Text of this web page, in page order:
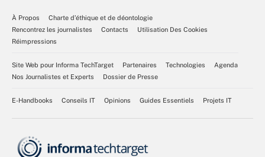
À Propos
Charte d’éthique et de déontologie
Rencontrez les journalistes
Contacts
Utilisation Des Cookies
Réimpressions
Site Web pour Informa TechTarget Partenaires Technologies
Agenda
Nos Journalistes et Experts
Dossier de Presse
E-Handbooks Conseils IT Opinions Guides Essentiels Projets IT